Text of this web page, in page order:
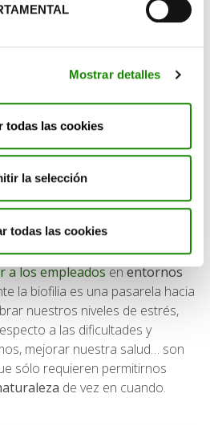
Mostrar detalles
todas las cookies
la selección
todas las cookies
de construcción… de esta
en el que los trabajadores
de la conexión y
La consecuencia directa de
su rendimiento.
eso somos conscientes de los
el bienestar de las personas
por ello en nuestras oficinas
que nos permiten tener
con la naturaleza. Por otro
nos gusta fomentar
a los empleadosenentornos
la biofilia es una pasarela hacia
nuestros niveles de estrés,
a las dificultades y
mejorar nuestra salud… son
sólo requieren permitirnos
de vez en cuando.